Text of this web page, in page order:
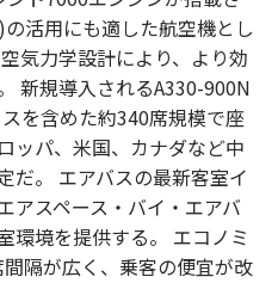
活用にも適した航空機とし
気力学設計により、より効
新規導入されるA330-900N
を含めた約340席規模で座
ッパ、米国、カナダなど中
だ。 エアバスの最新客室イ
アスペース・バイ・エアバ
環境を提供する。 エコノミ
隔が広く、乗客の便宜が改